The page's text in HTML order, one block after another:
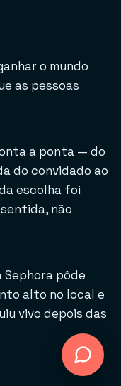
o mundo
as pessoas
a ponta — do
do convidado ao
escolha foi
não
pôde
alto no local e
vivo depois das